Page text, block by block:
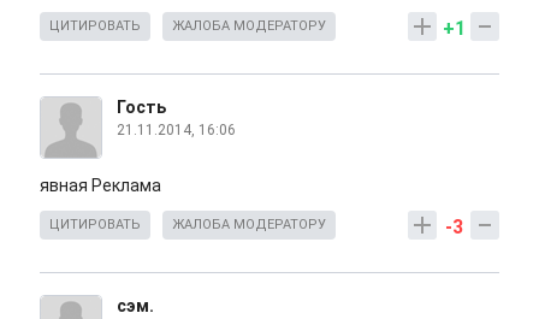
+1
ЦИТИРОВАТЬ ЖАЛОБА МОДЕРАТОРУ
Гость
21.11.2014, 16:06
явная Реклама
-3
ЦИТИРОВАТЬ ЖАЛОБА МОДЕРАТОРУ
сэм.